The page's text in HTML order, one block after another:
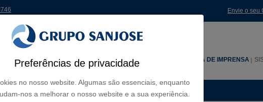
Preferências de privacidade
no nosso website. Algumas são essenciais, enquanto
nos a melhorar o nosso website e a sua experiência.
Envie o seu
ACIONISTAS E INVESTIDORES INOVAÇÃO SALA DE IMPRENSA
Oeste em León